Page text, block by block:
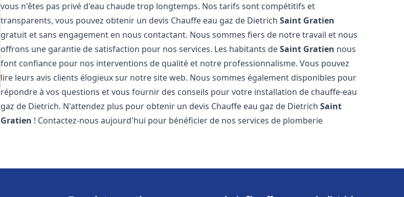
vous n'êtes pas privé d'eau chaude trop longtemps. Nos tarifs sont compétitifs et
transparents, vous pouvez obtenir un devis Chauffe eau gaz de DietrichSaint Gratien
gratuit et sans engagement en nous contactant. Nous sommes fiers de notre travail et nous
offrons une garantie de satisfaction pour nos services. Les habitants deSaint Gratien nous
font confiance pour nos interventions de qualité et notre professionnalisme. Vous pouvez
lire leurs avis clients élogieux sur notre site web. Nous sommes également disponibles pour
répondre à vos questions et vous fournir des conseils pour votre installation de chauffe-eau
gaz de Dietrich. N'attendez plus pour obtenir un devis Chauffe eau gaz de DietrichSaint
Gratien ! Contactez-nous aujourd'hui pour bénéficier de nos services de plomberie